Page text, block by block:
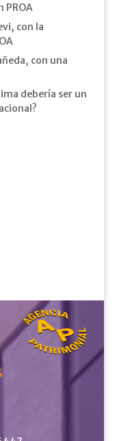
PROA
con la
con una
debería ser un